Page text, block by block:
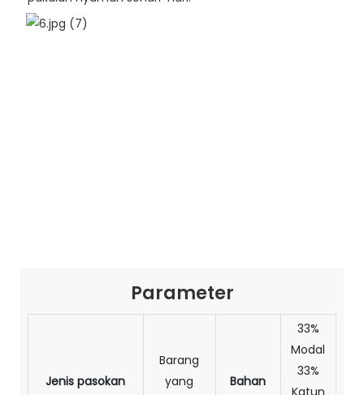
Parameter
Jenis pasokan
Barang
yang
Bahan
33%
Modal
33%